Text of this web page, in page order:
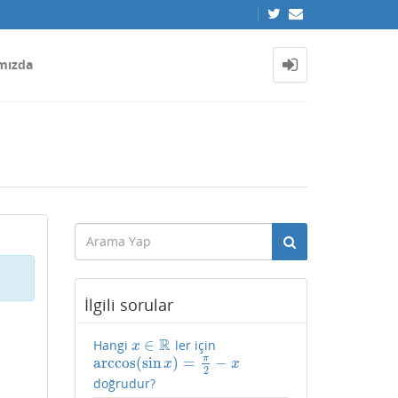
İlgili sorular
Hangi x ∈ R
x∈R ler için
arccos(sinx) = π
2 − x
arccos(sinx)=π 2−x
doğrudur?